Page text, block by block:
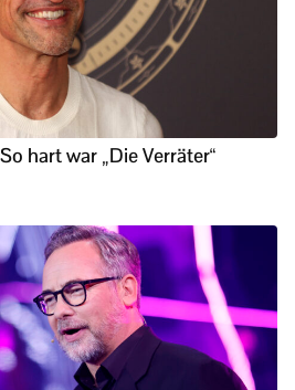
hart war „Die Verräter“